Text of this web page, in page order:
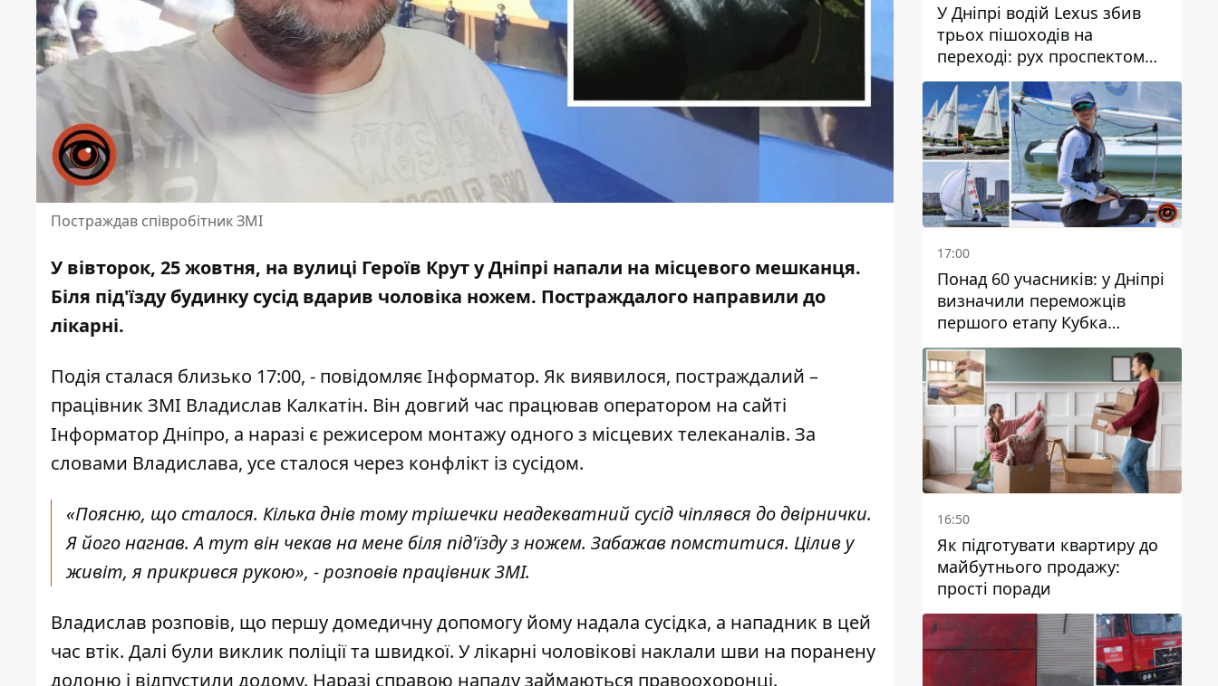
Постраждав співробітник ЗМІ
У вівторок, 25 жовтня, на вулиці Героїв Крут у Дніпрі напали на місцевого мешканця.
Біля під'їзду будинку сусід вдарив чоловіка ножем. Постраждалого направили до
лікарні.
Подія сталася близько 17:00, - повідомляє Інформатор. Як виявилося, постраждалий –
працівник ЗМІ Владислав Калкатін. Він довгий час працював оператором на сайті
Інформатор Дніпро, а наразі є режисером монтажу одного з місцевих телеканалів. За
словами Владислава, усе сталося через конфлікт із сусідом.
«Поясню, що сталося. Кілька днів тому трішечки неадекватний сусід чіплявся до двірнички.
Я його нагнав. А тут він чекав на мене біля під'їзду з ножем. Забажав помститися. Цілив у
живіт, я прикрився рукою», - розповів працівник ЗМІ.
Владислав розповів, що першу домедичну допомогу йому надала сусідка, а нападник в цей
час втік. Далі були виклик поліції та швидкої. У лікарні чоловікові наклали шви на поранену
долоню і відпустили додому. Наразі справою нападу займаються правоохоронці.
У Дніпрі водій Lexus збив
трьох пішоходів на
переході: рух проспектом
Науки ускладнений
17:00
Понад 60 учасників: у Дніпрі
визначили переможців
першого етапу Кубка
України з вітрильного
спорту
16:50
Як підготувати квартиру до
майбутнього продажу:
прості поради